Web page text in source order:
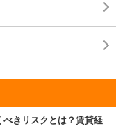
きリスクとは？賃貸経